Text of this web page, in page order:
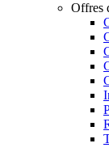
Offres